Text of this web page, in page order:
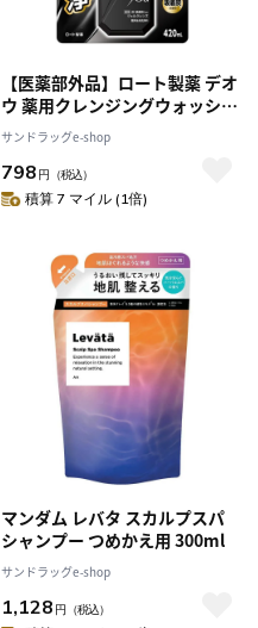
【医薬部外品】ロート製薬 デオ
ウ 薬用クレンジングウォッシュ
詰め替え 420mL
サンドラッグe-shop
798 円 （税込）
積算 7 マイル (1倍)
マンダム レバタ スカルプスパ
シャンプー つめかえ用 300ml
サンドラッグe-shop
1,128 円 （税込）